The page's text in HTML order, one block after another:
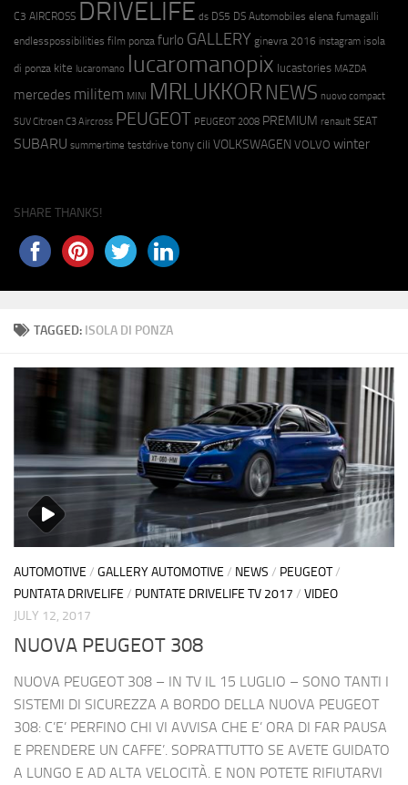
TAGGED: ISOLA DI PONZA
AUTOMOTIVE / GALLERY AUTOMOTIVE / NEWS / PEUGEOT/
PUNTATA DRIVELIFE / PUNTATE DRIVELIFE TV 2017 / VIDEO
JULY 12, 2017
NUOVA PEUGEOT 308
NUOVA PEUGEOT 308 – IN TV IL 15 LUGLIO – SONO TANTI I
SISTEMI DI SICUREZZA A BORDO DELLA NUOVA PEUGEOT
308: C’E’ PERFINO CHI VI AVVISA CHE E’ ORA DI FAR PAUSA
E PRENDERE UN CAFFE’. SOPRATTUTTO SE AVETE GUIDATO
A LUNGO E AD ALTA VELOCITÀ. E NON POTETE RIFIUTARVI
C3 AIRCROSS DRIVELIFE ds DS5 DS Automobiles elena fumagalli
endlesspossibilities film ponza furlo GALLERY ginevra 2016 instagram isola
di ponza kite lucaromano lucaromanopix lucastories MAZDA
mercedes militem MINI MRLUKKOR NEWS nuovo compact
SUV Citroen C3 Aircross PEUGEOT PEUGEOT 2008 PREMIUM renault SEAT
SUBARU summertime testdrive tony cili VOLKSWAGEN VOLVO winter
SHARE THANKS!